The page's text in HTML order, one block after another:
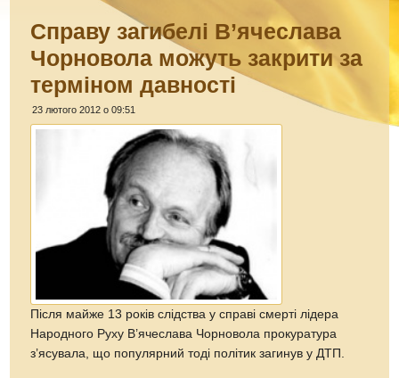
Справу загибелі В’ячеслава
Чорновола можуть закрити за
терміном давності
23 лютого 2012 о 09:51
Після майже 13 років слідства у справі смерті лідера
Народного Руху В’ячеслава Чорновола прокуратура
з’ясувала, що популярний тоді політик загинув у ДТП.